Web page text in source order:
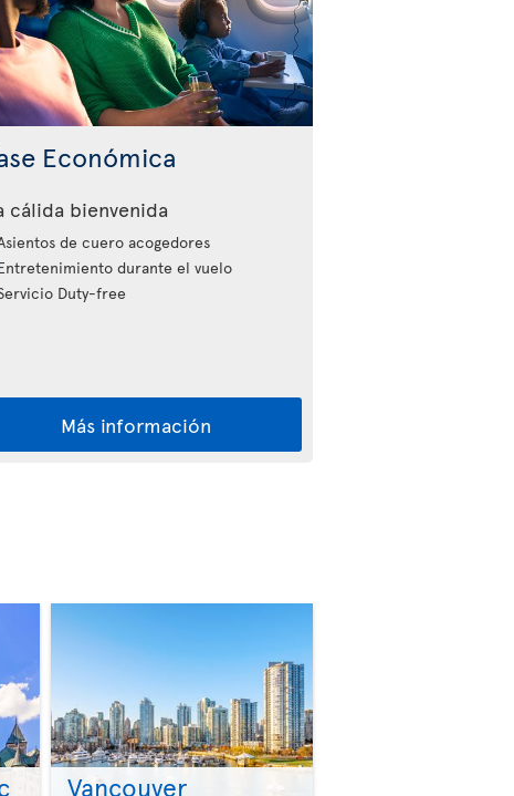
Económica
cálida bienvenida
de cuero acogedores
durante el vuelo
Duty-free
Más información
Vancouver